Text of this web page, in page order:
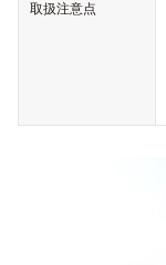
取扱注意点